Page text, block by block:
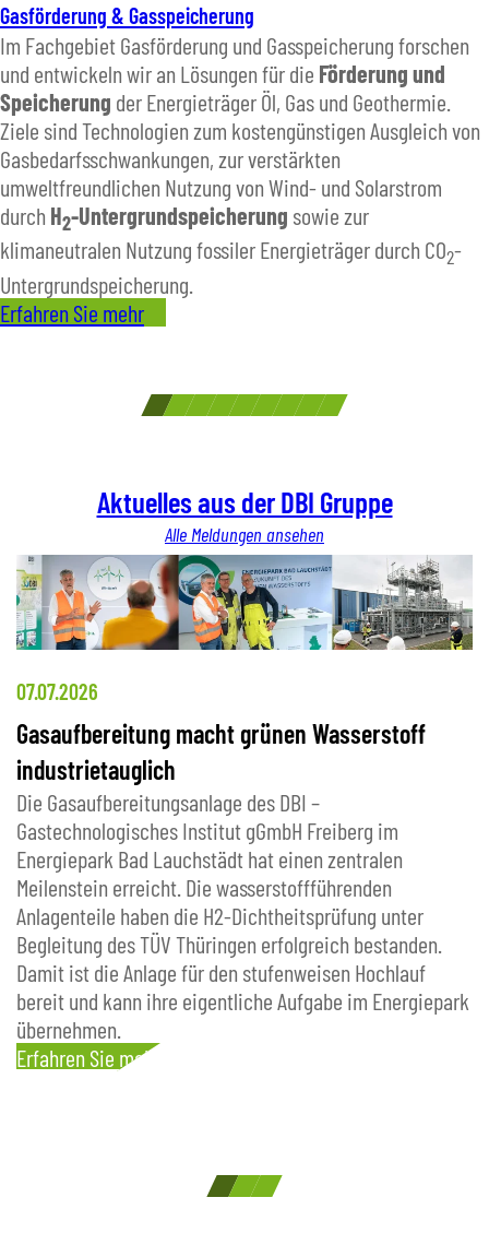
Gasförderung & Gasspeicherung
Im Fachgebiet Gasförderung und Gasspeicherung forschen
und entwickeln wir an Lösungen für die Förderung und
Speicherung der Energieträger Öl, Gas und Geothermie.
Ziele sind Technologien zum kostengünstigen Ausgleich von
Gasbedarfsschwankungen, zur verstärkten
umweltfreundlichen Nutzung von Wind- und Solarstrom
durch H2-Untergrundspeicherung sowie zur
klimaneutralen Nutzung fossiler Energieträger durch CO2-
Untergrundspeicherung.
Erfahren Sie mehr
Aktuelles aus der DBI Gruppe
Alle Meldungen ansehen
07.07.2026
Gasaufbereitung macht grünen Wasserstoff
industrietauglich
Die Gasaufbereitungsanlage des DBI –
Gastechnologisches Institut gGmbH Freiberg im
Energiepark Bad Lauchstädt hat einen zentralen
Meilenstein erreicht. Die wasserstoffführenden
Anlagenteile haben die H2-Dichtheitsprüfung unter
Begleitung des TÜV Thüringen erfolgreich bestanden.
Damit ist die Anlage für den stufenweisen Hochlauf
bereit und kann ihre eigentliche Aufgabe im Energiepark
übernehmen.
Erfahren Sie mehr